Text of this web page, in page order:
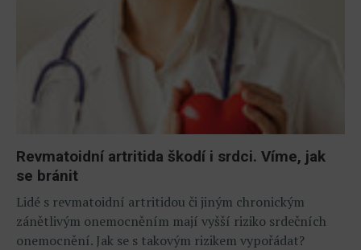
Revmatoidní artritida škodí i srdci. Víme, jak
se bránit
Lidé s revmatoidní artritidou či jiným chronickým
zánětlivým onemocněním mají vyšší riziko srdečních
onemocnění. Jak se s takovým rizikem vypořádat?